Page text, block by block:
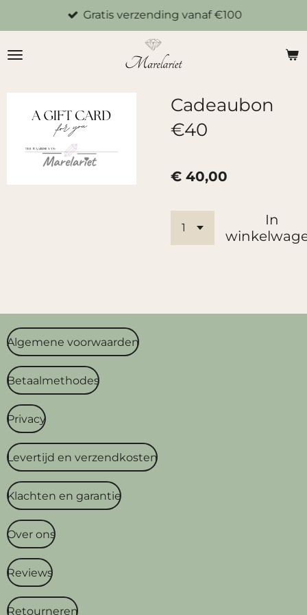
direct
naar
Gratis verzending vanaf €100
Cadeaubon
€40
€ 40,00
In
Algemene voorwaarden
Betaalmethodes
Privacy
Levertijd en verzendkosten
Klachten en garantie
Over ons
Reviews
Retourneren